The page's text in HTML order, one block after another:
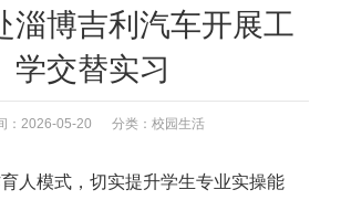
淄博吉利汽车开展工
学交替实习
：2026-05-20 分类： 校园生活
人模式，切实提升学生专业实操能